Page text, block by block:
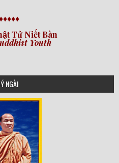
Tử Niết Bàn
Youth
NGÀI